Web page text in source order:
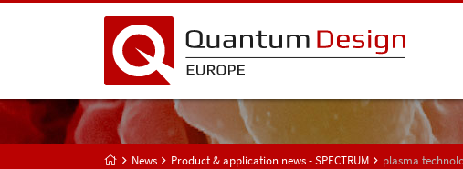
News Product & application news - SPECTRUM plasma